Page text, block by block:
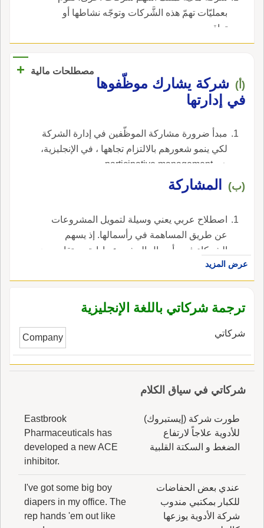
بعمليّات تهمّ هذه الشَّركات وتوجّه نشاطها أو
تراقبه.
مصطلحات مالية +
(أ) شركة يشارك موظّفوها
في إدارتها
مبدأ ضرورة مشاركة الموظّفين في إدارة الشركة
لكي ينمو شعورهم بالالتزام تجاهها ، في الإنجليزية،
هي participative management.
(ب) المشاركة
اصطلاح عربي يعني وسيلة لتمويل المشروعات
عن طريق المساهمة في رأسمالها. إذ يسهم
الشركاء في رأسمال المشروع وإدارته ويتقاسمون
أرباحه وفقاً لما يتمّ الاتّفاق عليه بينما تقسم
الخسائر بحسب نسبة المساهمة في رأس المال. ،
عرض المزيد
ترجمة شركاتي باللغة الإنجليزية
شركاتي Company
شركاتي في سياق الكلام
طورت شركة (إيستبروك)
للأدوية علاجاً لارتفاع
الضغط و السكتة القلبية
Eastbrook
Pharmaceuticals has
developed a new ACE
inhibitor.
عندي بعض الحفاضات
للكبار بمكتبي مندوب
شركة الأدوية يوزعها
I've got some big boy
diapers in my office. The
rep hands 'em out like